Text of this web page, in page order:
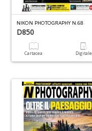
NIKON PHOTOGRAPHY N.68
D850
Cartacea Digitale